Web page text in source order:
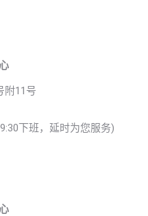
附11号
下班，延时为您服务)